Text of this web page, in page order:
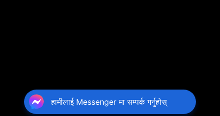
हामीलाई Messenger मा सम्पर्क गर्नुहोस्